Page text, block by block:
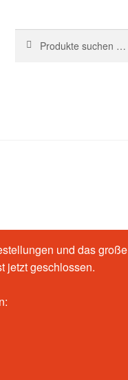
nach:
und das große
jetzt geschlossen.